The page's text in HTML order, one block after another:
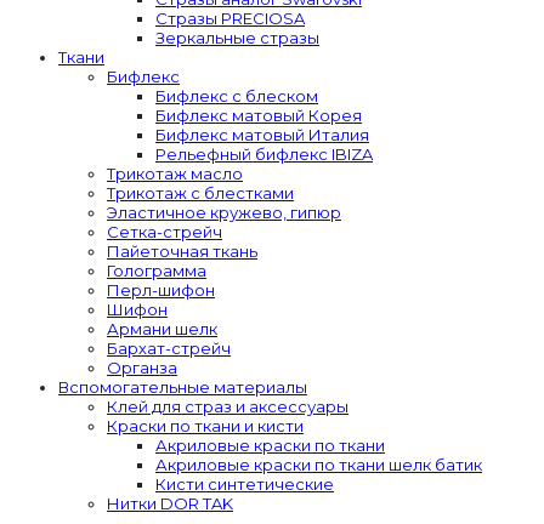
Стразы PRECIOSA
Зеркальные стразы
Ткани
Бифлекс
Бифлекс с блеском
Бифлекс матовый Корея
Бифлекс матовый Италия
Рельефный бифлекс IBIZA
Трикотаж масло
Трикотаж с блестками
Эластичное кружево, гипюр
Сетка-стрейч
Пайеточная ткань
Голограмма
Перл-шифон
Шифон
Армани шелк
Бархат-стрейч
Органза
Вспомогательные материалы
Клей для страз и аксессуары
Краски по ткани и кисти
Акриловые краски по ткани
Акриловые краски по ткани шелк батик
Кисти синтетические
Нитки DOR TAK